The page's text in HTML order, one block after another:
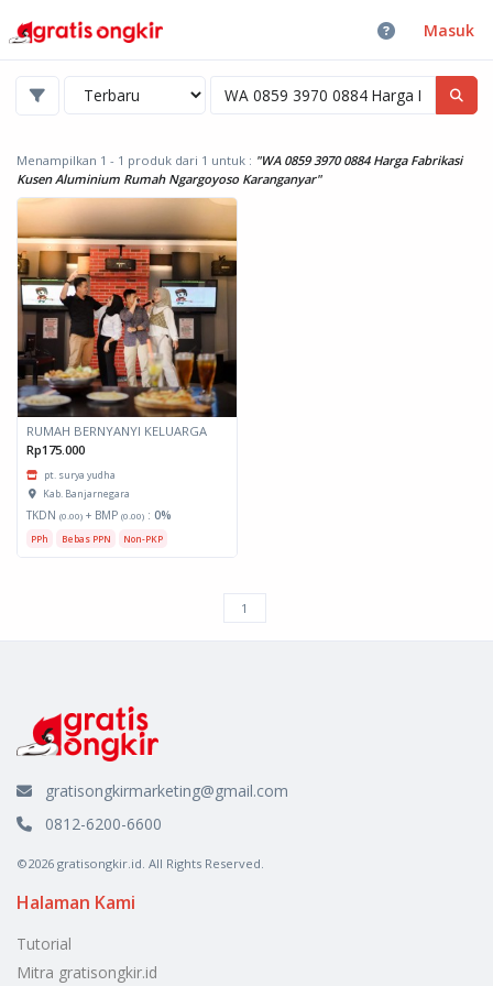
Masuk
Menampilkan 1 - 1 produk dari 1 untuk : "WA 0859 3970 0884 Harga Fabrikasi
Kusen Aluminium Rumah Ngargoyoso Karanganyar"
RUMAH BERNYANYI KELUARGA
Rp175.000
pt. surya yudha
Kab. Banjarnegara
TKDN (0.00) + BMP (0.00) : 0%
PPh Bebas PPN Non-PKP
gratisongkirmarketing@gmail.com
0812-6200-6600
©2026 gratisongkir.id. All Rights Reserved.
Halaman Kami
Tutorial
Mitra gratisongkir.id